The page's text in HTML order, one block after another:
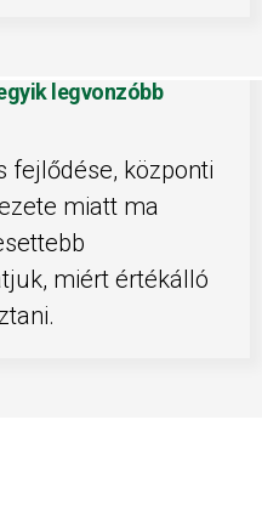
legvonzóbb
fejlődése, központi
miatt ma
miért értékálló